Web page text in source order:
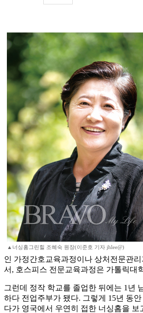
▲너싱홈그린힐 조혜숙 원장(이준호 기자 jhlee@)
인 가정간호교육과정이나 상처전문관
서, 호스피스 전문교육과정은 가톨릭대
그런데 정작 학교를 졸업한 뒤에는 1년
하다 전업주부가 됐다. 그렇게 15년 동
다가 영국에서 우연히 접한 너싱홈을 보